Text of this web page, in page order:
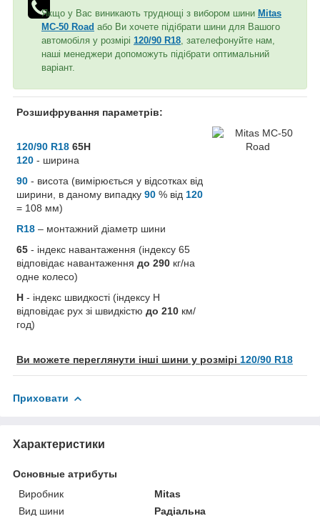
Якщо у Вас виникають труднощі з вибором шини Mitas
MC-50 Road або Ви хочете підібрати шини для Вашого
автомобіля у розмірі 120/90 R18 , зателефонуйте нам,
наші менеджери допоможуть підібрати оптимальний
варіант.
Розшифрування параметрів:
120/90 R18 65H
120 - ширина
90 - висота (вимірюється у відсотках від
ширини, в даному випадку 90 % від 120
= 108 мм)
R18 – монтажний діаметр шини
65 - індекс навантаження (індексу 65
відповідає навантаження до 290 кг/на
одне колесо)
H - індекс швидкості (індексу H
відповідає рух зі швидкістю до 210 км/
год)
Ви можете переглянути інші шини у розмірі 120/90 R18
Приховати
Характеристики
Основные атрибуты
Виробник
Mitas
Вид шини
Радіальна